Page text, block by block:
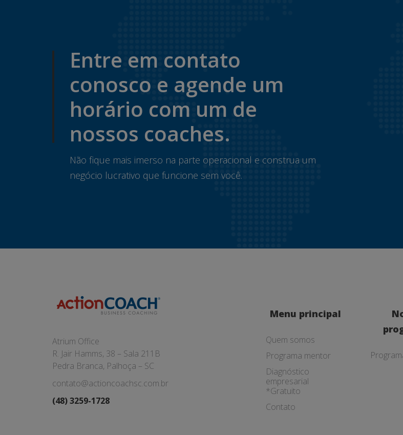
Entre em contato
conosco e agende um
horário com um de
nossos coaches.
Não fique mais imerso na parte operacional e construa um
negócio lucrativo que funcione sem você.
Atrium Office
R. Jair Hamms, 38 – Sala 211B
Pedra Branca, Palhoça – SC
contato@actioncoachsc.com.br
(48) 3259-1728
Menu principal
Quem somos
Programa mentor
Diagnóstico
empresarial
*Gratuito
Contato